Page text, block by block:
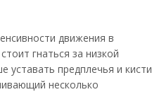
движения в
гнаться за низкой
уставать предплечья и кисти
несколько